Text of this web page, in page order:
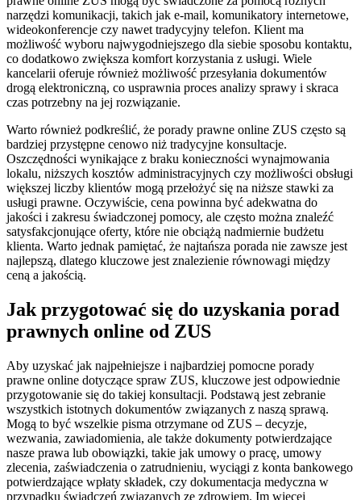
narzędzi komunikacji, takich jak e-mail, komunikatory internetowe,
wideokonferencje czy nawet tradycyjny telefon. Klient ma
możliwość wyboru najwygodniejszego dla siebie sposobu kontaktu,
co dodatkowo zwiększa komfort korzystania z usługi. Wiele
kancelarii oferuje również możliwość przesyłania dokumentów
drogą elektroniczną, co usprawnia proces analizy sprawy i skraca
czas potrzebny na jej rozwiązanie.
Warto również podkreślić, że porady prawne online ZUS często są
bardziej przystępne cenowo niż tradycyjne konsultacje.
Oszczędności wynikające z braku konieczności wynajmowania
lokalu, niższych kosztów administracyjnych czy możliwości obsługi
większej liczby klientów mogą przełożyć się na niższe stawki za
usługi prawne. Oczywiście, cena powinna być adekwatna do
jakości i zakresu świadczonej pomocy, ale często można znaleźć
satysfakcjonujące oferty, które nie obciążą nadmiernie budżetu
klienta. Warto jednak pamiętać, że najtańsza porada nie zawsze jest
najlepszą, dlatego kluczowe jest znalezienie równowagi między
ceną a jakością.
Jak przygotować się do uzyskania porad
prawnych online od ZUS
Aby uzyskać jak najpełniejsze i najbardziej pomocne porady
prawne online dotyczące spraw ZUS, kluczowe jest odpowiednie
przygotowanie się do takiej konsultacji. Podstawą jest zebranie
wszystkich istotnych dokumentów związanych z naszą sprawą.
Mogą to być wszelkie pisma otrzymane od ZUS – decyzje,
wezwania, zawiadomienia, ale także dokumenty potwierdzające
nasze prawa lub obowiązki, takie jak umowy o pracę, umowy
zlecenia, zaświadczenia o zatrudnieniu, wyciągi z konta bankowego
potwierdzające wpłaty składek, czy dokumentacja medyczna w
przypadku świadczeń związanych ze zdrowiem. Im więcej